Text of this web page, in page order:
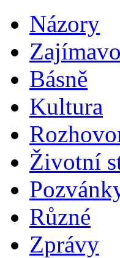
Názory
Básně
Kultura
Životní
Různé
Zprávy